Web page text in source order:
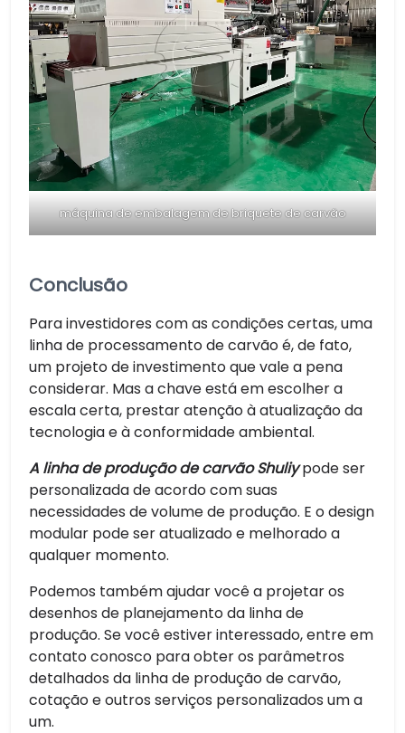
máquina de embalagem de briquete de carvão
Conclusão
Para investidores com as condições certas, uma
linha de processamento de carvão é, de fato,
um projeto de investimento que vale a pena
considerar. Mas a chave está em escolher a
escala certa, prestar atenção à atualização da
tecnologia e à conformidade ambiental.
A linha de produção de carvão Shuliypode ser
personalizada de acordo com suas
necessidades de volume de produção. E o design
modular pode ser atualizado e melhorado a
qualquer momento.
Podemos também ajudar você a projetar os
desenhos de planejamento da linha de
produção. Se você estiver interessado, entre em
contato conosco para obter os parâmetros
detalhados da linha de produção de carvão,
cotação e outros serviços personalizados um a
um.